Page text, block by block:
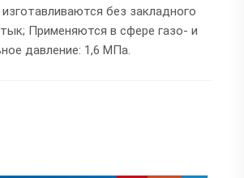
без закладного
Применяются в сфере газо- и
давление: 1,6 МПа.